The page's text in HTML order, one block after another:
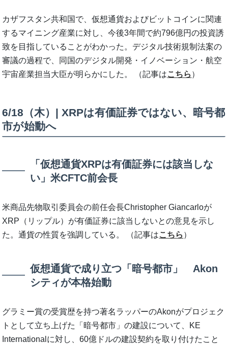
カザフスタン共和国で、仮想通貨およびビットコインに関連
するマイニング産業に対し、今後3年間で約796億円の投資誘
致を目指していることがわかった。デジタル技術規制法案の
審議の過程で、同国のデジタル開発・イノベーション・航空
宇宙産業担当大臣が明らかにした。 （記事はこちら ）
6/18（木）| XRPは有価証券ではない、暗号都
市が始動へ
「仮想通貨XRPは有価証券には該当しな
い」米CFTC前会長
米商品先物取引委員会の前任会長Christopher Giancarloが
XRP（リップル）が有価証券に該当しないとの意見を示し
た。通貨の性質を強調している。 （記事はこちら ）
仮想通貨で成り立つ「暗号都市」 Akon
シティが本格始動
グラミー賞の受賞歴を持つ著名ラッパーのAkonがプロジェク
トとして立ち上げた「暗号都市」の建設について、KE
Internationalに対し、60億ドルの建設契約を取り付けたこと